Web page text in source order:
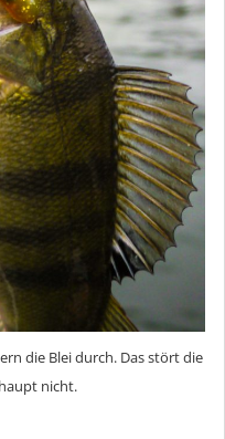
die Blei durch. Das stört die
nicht.